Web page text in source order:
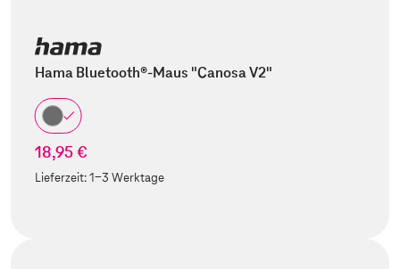
Hama Bluetooth®-Maus "Canosa V2"
18,95 €
Lieferzeit:1-3 Werktage